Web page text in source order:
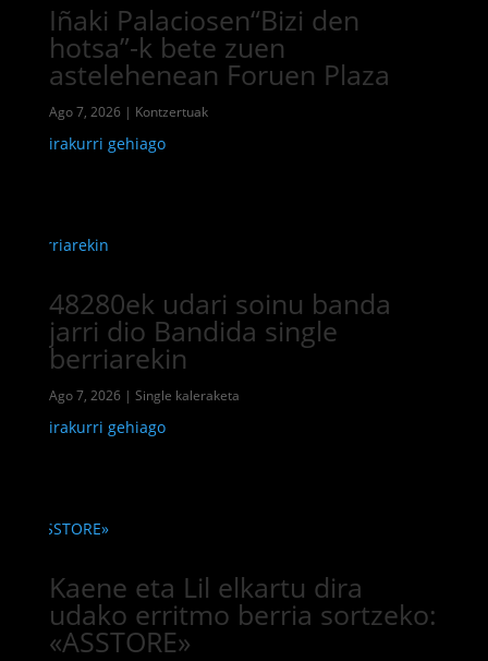
Iñaki Palaciosen“Bizi den
hotsa”-k bete zuen
astelehenean Foruen Plaza
Ago 7, 2026 | Kontzertuak
irakurri gehiago
48280ek udari soinu banda
jarri dio Bandida single
berriarekin
Ago 7, 2026 | Single kaleraketa
irakurri gehiago
Kaene eta Lil elkartu dira
udako erritmo berria sortzeko:
«ASSTORE»